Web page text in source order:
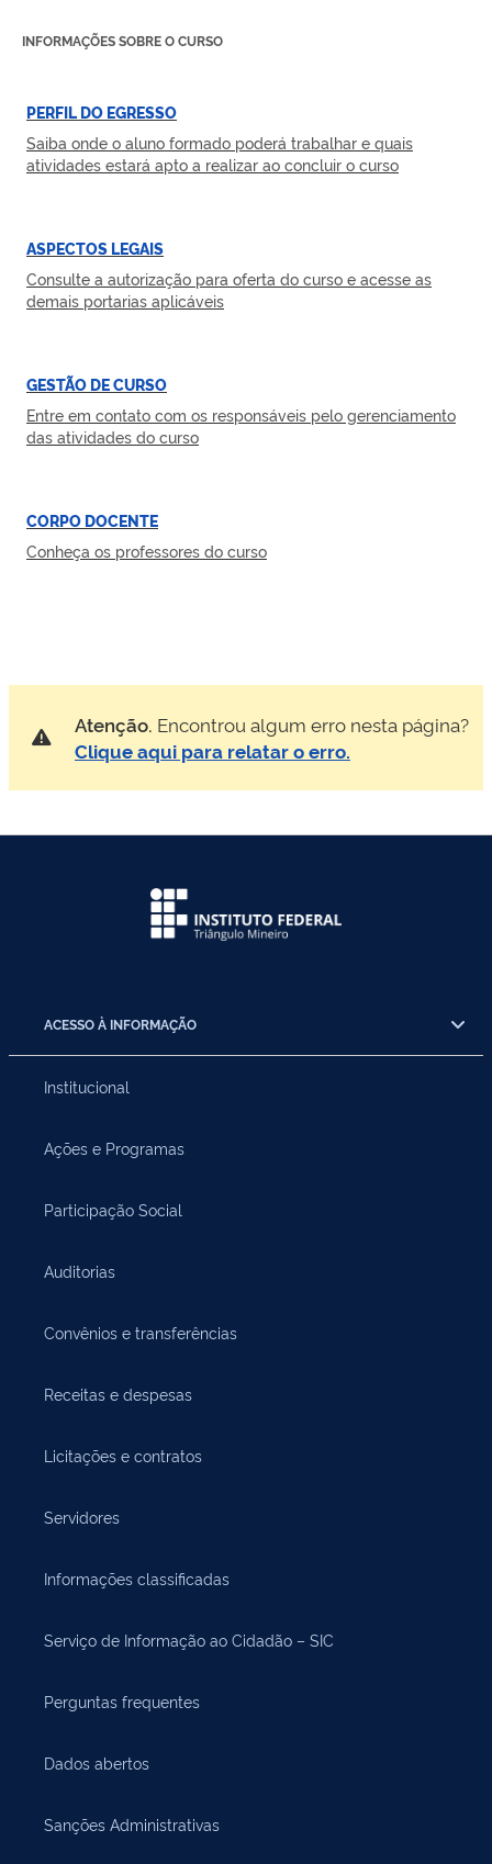
INFORMAÇÕES SOBRE O CURSO
PERFIL DO EGRESSO
Saiba onde o aluno formado poderá trabalhar e quais
atividades estará apto a realizar ao concluir o curso
ASPECTOS LEGAIS
Consulte a autorização para oferta do curso e acesse as
demais portarias aplicáveis
GESTÃO DE CURSO
Entre em contato com os responsáveis pelo gerenciamento
das atividades do curso
CORPO DOCENTE
Conheça os professores do curso
Atenção. Encontrou algum erro nesta página?
Clique aqui para relatar o erro.
ACESSO À INFORMAÇÃO
Institucional
Ações e Programas
Participação Social
Auditorias
Convênios e transferências
Receitas e despesas
Licitações e contratos
Servidores
Informações classificadas
Serviço de Informação ao Cidadão – SIC
Perguntas frequentes
Dados abertos
Sanções Administrativas